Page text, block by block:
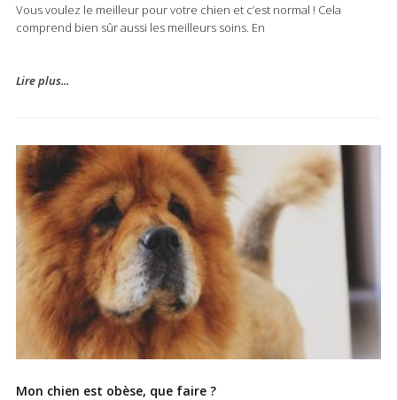
Vous voulez le meilleur pour votre chien et c’est normal ! Cela
comprend bien sûr aussi les meilleurs soins. En
Lire plus...
Mon chien est obèse, que faire ?